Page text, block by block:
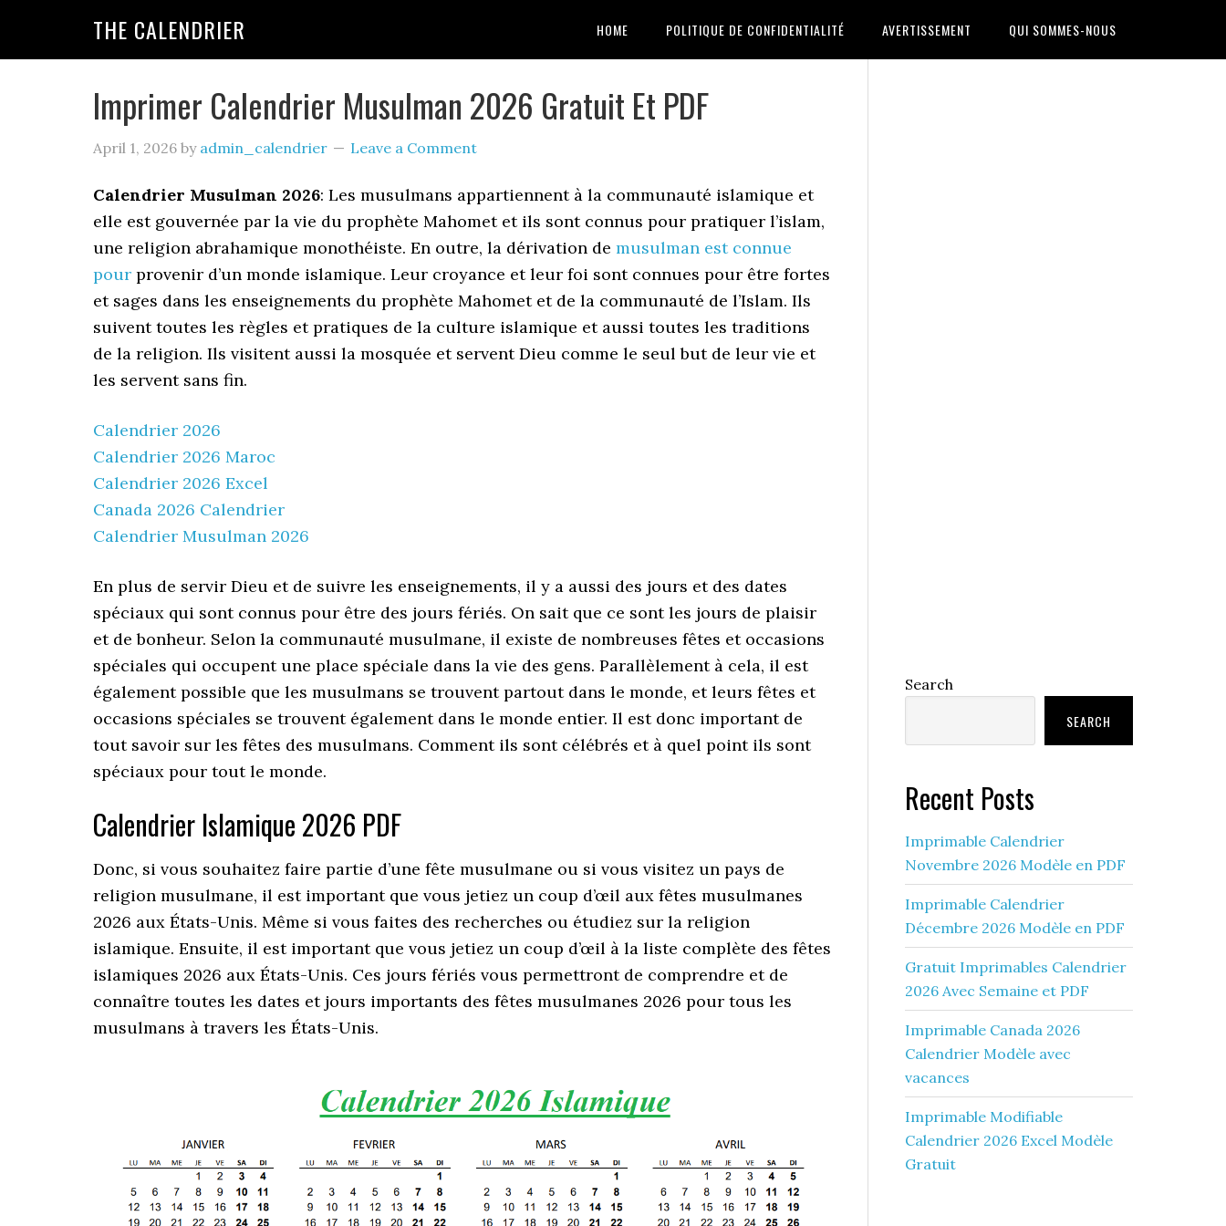
THE CALENDRIER HOME POLITIQUE DE CONFIDENTIALITÉ AVERTISSEMENT QUI SOMMES-NOUS
Imprimer Calendrier Musulman 2026 Gratuit Et PDF
April 1, 2026 by admin_calendrier Leave a Comment
Calendrier Musulman 2026: Les musulmans appartiennent à la communauté islamique et
elle est gouvernée par la vie du prophète Mahomet et ils sont connus pour pratiquer l’islam,
une religion abrahamique monothéiste. En outre, la dérivation de musulman est connue
pour provenir d’un monde islamique. Leur croyance et leur foi sont connues pour être fortes
et sages dans les enseignements du prophète Mahomet et de la communauté de l’Islam. Ils
suivent toutes les règles et pratiques de la culture islamique et aussi toutes les traditions
de la religion. Ils visitent aussi la mosquée et servent Dieu comme le seul but de leur vie et
les servent sans fin.
Calendrier 2026
Calendrier 2026 Maroc
Calendrier 2026 Excel
Canada 2026 Calendrier
Calendrier Musulman 2026
En plus de servir Dieu et de suivre les enseignements, il y a aussi des jours et des dates
spéciaux qui sont connus pour être des jours fériés. On sait que ce sont les jours de plaisir
et de bonheur. Selon la communauté musulmane, il existe de nombreuses fêtes et occasions
spéciales qui occupent une place spéciale dans la vie des gens. Parallèlement à cela, il est
également possible que les musulmans se trouvent partout dans le monde, et leurs fêtes et
occasions spéciales se trouvent également dans le monde entier. Il est donc important de
tout savoir sur les fêtes des musulmans. Comment ils sont célébrés et à quel point ils sont
spéciaux pour tout le monde.
Calendrier Islamique 2026 PDF
Donc, si vous souhaitez faire partie d’une fête musulmane ou si vous visitez un pays de
religion musulmane, il est important que vous jetiez un coup d’œil aux fêtes musulmanes
2026 aux États-Unis. Même si vous faites des recherches ou étudiez sur la religion
islamique. Ensuite, il est important que vous jetiez un coup d’œil à la liste complète des fêtes
islamiques 2026 aux États-Unis. Ces jours fériés vous permettront de comprendre et de
connaître toutes les dates et jours importants des fêtes musulmanes 2026 pour tous les
musulmans à travers les États-Unis.
Search
SEARCH
Recent Posts
Imprimable Calendrier
Novembre 2026 Modèle en PDF
Imprimable Calendrier
Décembre 2026 Modèle en PDF
Gratuit Imprimables Calendrier
2026 Avec Semaine et PDF
Imprimable Canada 2026
Calendrier Modèle avec
vacances
Imprimable Modifiable
Calendrier 2026 Excel Modèle
Gratuit